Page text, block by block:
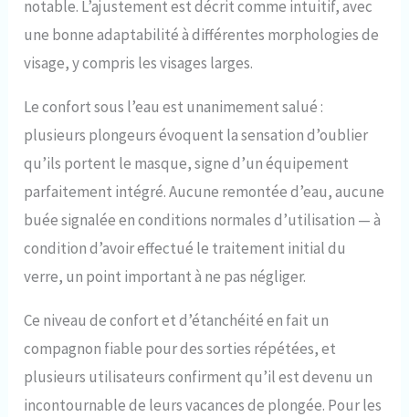
notable. L’ajustement est décrit comme intuitif, avec
une bonne adaptabilité à différentes morphologies de
visage, y compris les visages larges.
Le confort sous l’eau est unanimement salué :
plusieurs plongeurs évoquent la sensation d’oublier
qu’ils portent le masque, signe d’un équipement
parfaitement intégré. Aucune remontée d’eau, aucune
buée signalée en conditions normales d’utilisation — à
condition d’avoir effectué le traitement initial du
verre, un point important à ne pas négliger.
Ce niveau de confort et d’étanchéité en fait un
compagnon fiable pour des sorties répétées, et
plusieurs utilisateurs confirment qu’il est devenu un
incontournable de leurs vacances de plongée. Pour les